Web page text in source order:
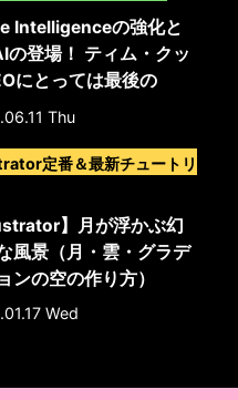
Intelligenceの強化と
の登場！ ティム・クッ
にとっては最後の
Thu
定番＆最新チュートリ
】月が浮かぶ幻
風景（月・雲・グラデ
ンの空の作り方）
Wed